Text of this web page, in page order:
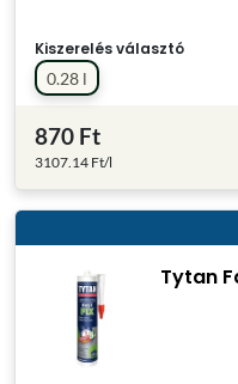
Kiszerelés választó
0.28 l
870 Ft
3107.14 Ft/l
Tytan